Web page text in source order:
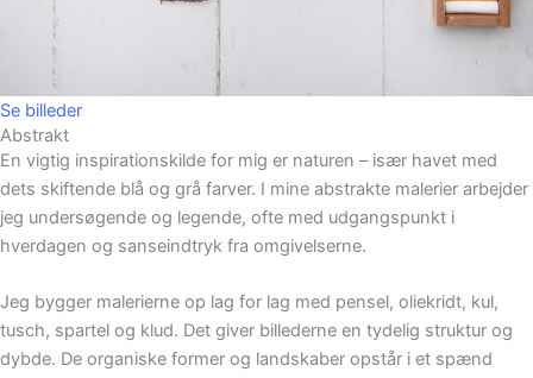
Se billeder
Abstrakt
En vigtig inspirationskilde for mig er naturen – især havet med
dets skiftende blå og grå farver. I mine abstrakte malerier arbejder
jeg undersøgende og legende, ofte med udgangspunkt i
hverdagen og sanseindtryk fra omgivelserne.
Jeg bygger malerierne op lag for lag med pensel, oliekridt, kul,
tusch, spartel og klud. Det giver billederne en tydelig struktur og
dybde. De organiske former og landskaber opstår i et spænd